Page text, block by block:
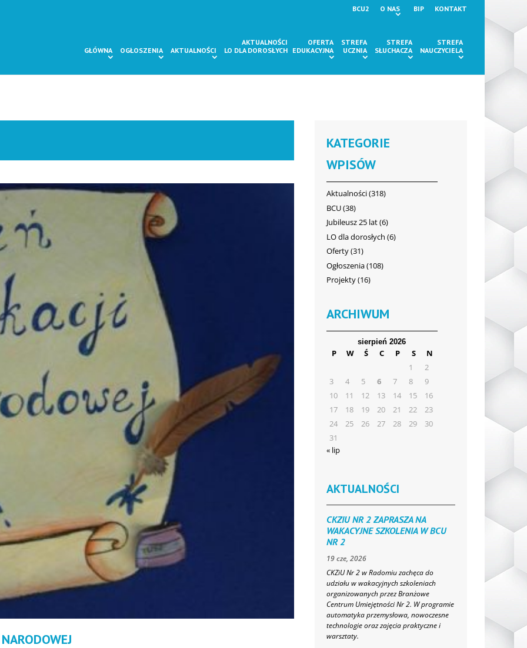
BCU2 O NAS BIP KONTAKT
GŁÓWNA OGŁOSZENIA AKTUALNOŚCI
AKTUALNOŚCI
LO DLA DOROSŁYCH
OFERTA
EDUKACYJNA
STREFA
UCZNIA
STREFA
SŁUCHACZA
STREFA
NAUCZYCIELA
KATEGORIE
WPISÓW
Aktualności(318)
BCU(38)
Jubileusz 25 lat(6)
LO dla dorosłych (6)
Oferty(31)
Ogłoszenia(108)
Projekty(16)
ARCHIWUM
sierpień 2026
P W Ś C P S
N
1
2
3
4 5 6 7 8
9
10
11 12 13 14 15
16
17
18 19 20 21 22
23
24
25 26 27 28 29
30
31
« lip
AKTUALNOŚCI
CKZIU NR 2 ZAPRASZA NA
WAKACYJNE SZKOLENIA W BCU
NR 2
19 cze, 2026
CKZiU Nr 2 w Radomiu zachęca do
udziału w wakacyjnych szkoleniach
organizowanych przez Branżowe
Centrum Umiejętności Nr 2. W programie
automatyka przemysłowa, nowoczesne
technologie oraz zajęcia praktyczne i
warsztaty.